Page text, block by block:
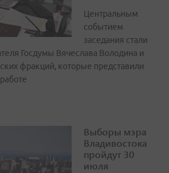
Центральным
событием
заседания стали
Госдумы Вячеслава Володина и
фракций, которые представили
Выборы мэра
Владивостока
пройдут 30
июля